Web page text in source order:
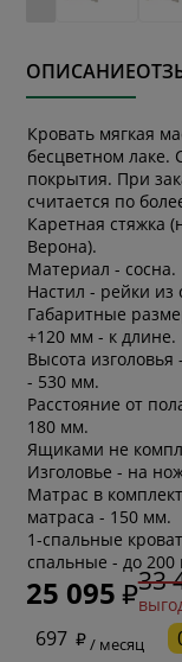
ОПИСАНИЕ
Кровать мягкая
бесцветном лаке.
покрытия. При
считается по
Каретная стяжка
Верона).
Материал - сосна.
Настил - рейки из
Габаритные
+120 мм - к длине.
Высота
- 530 мм.
Расстояние от
180 мм.
Ящиками не
Изголовье - на
Матрас в
матраса - 150 мм.
1-спальные
спальные - до 200
25 095 33
697
/ месяц
* обязательное